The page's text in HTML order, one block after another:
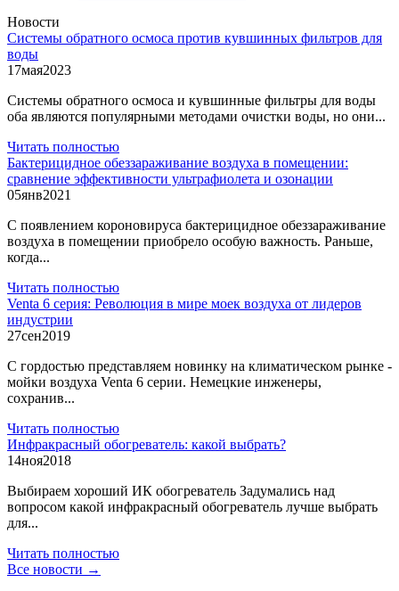
Новости
Системы обратного осмоса против кувшинных фильтров для
воды
17мая2023
Системы обратного осмоса и кувшинные фильтры для воды
оба являются популярными методами очистки воды, но они...
Читать полностью
Бактерицидное обеззараживание воздуха в помещении:
сравнение эффективности ультрафиолета и озонации
05янв2021
С появлением короновируса бактерицидное обеззараживание
воздуха в помещении приобрело особую важность. Раньше,
когда...
Читать полностью
Venta 6 серия: Революция в мире моек воздуха от лидеров
индустрии
27сен2019
С гордостью представляем новинку на климатическом рынке -
мойки воздуха Venta 6 серии. Немецкие инженеры,
сохранив...
Читать полностью
Инфракрасный обогреватель: какой выбрать?
14ноя2018
Выбираем хороший ИК обогреватель Задумались над
вопросом какой инфракрасный обогреватель лучше выбрать
для...
Читать полностью
Все новости →